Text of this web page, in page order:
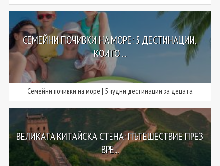
СЕМЕЙНИ ПОЧИВКИ НА МОРЕ: 5 ДЕСТИНАЦИИ,
КОИТО ...
Семейни почивки на море | 5 чудни дестинации за децата
ВЕЛИКАТА КИТАЙСКА СТЕНА: ПЪТЕШЕСТВИЕ ПРЕЗ
ВРЕ...